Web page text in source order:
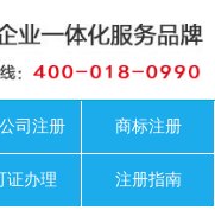
司注册 商标注册
证办理 注册指南